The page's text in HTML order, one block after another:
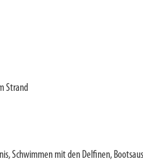
Strand
Schwimmen mit den Delfinen,